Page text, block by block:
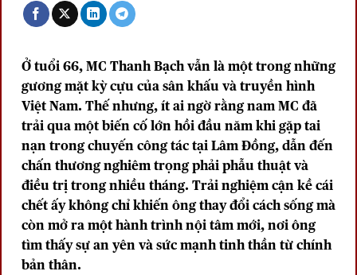
Ở tuổi 66, MC Thanh Bạch vẫn là một trong những
gương mặt kỳ cựu của sân khấu và truyền hình
Việt Nam. Thế nhưng, ít ai ngờ rằng nam MC đã
trải qua một biến cố lớn hồi đầu năm khi gặp tai
nạn trong chuyến công tác tại Lâm Đồng, dẫn đến
chấn thương nghiêm trọng phải phẫu thuật và
điều trị trong nhiều tháng. Trải nghiệm cận kề cái
chết ấy không chỉ khiến ông thay đổi cách sống mà
còn mở ra một hành trình nội tâm mới, nơi ông
tìm thấy sự an yên và sức mạnh tinh thần từ chính
bản thân.